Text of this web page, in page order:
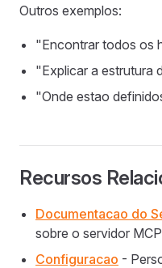
Outros exemplos:
"Encontrar todos os
"Explicar a estrutura
"Onde estao
Recursos
Documentacao do
sobre o servidor
Configuracao -